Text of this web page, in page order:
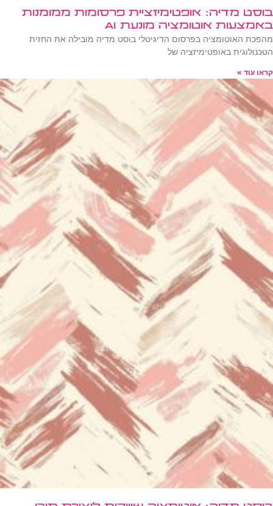
בוסט מדיה: אופטימיזציית פרסומות ממומנות
באמצעות אוטומציה מונעת AI
מהפכת האוטומציה בפרסום הדיגיטלי בוסט מדיה מובילה את החזית
הטכנולוגית באופטימיזציה של
קראו עוד »